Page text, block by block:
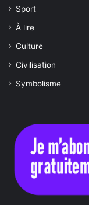
Sport
À lire
Culture
Civilisation
Symbolisme